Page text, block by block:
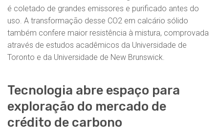
é coletado de grandes emissores e purificado antes do
uso. A transformação desse CO2 em calcário sólido
também confere maior resistência à mistura, comprovada
através de estudos acadêmicos da Universidade de
Toronto e da Universidade de New Brunswick.
Tecnologia abre espaço para
exploração do mercado de
crédito de carbono